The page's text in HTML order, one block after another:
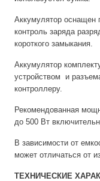
Аккумулятор оснащен
контроль заряда
короткого замыкания.
Аккумулятор
устройством и
контроллеру.
Рекомендованная
до 500 Вт
В зависимости от
может отличаться от
ТЕХНИЧЕСКИЕ